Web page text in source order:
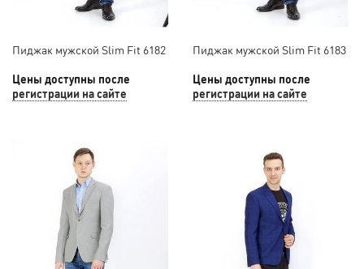
Пиджак мужской Slim Fit 6182
Цены доступны после
регистрации на сайте
Пиджак мужской Slim Fit 6183
Цены доступны после
регистрации на сайте